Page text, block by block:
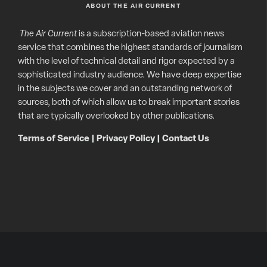
ABOUT THE AIR CURRENT
The Air Currentis a subscription-based aviation news
service that combines the highest standards of journalism
with the level of technical detail and rigor expected by a
sophisticated industry audience. We have deep expertise
in the subjects we cover and an outstanding network of
sources, both of which allow us to break important stories
that are typically overlooked by other publications.
Terms of Service Privacy Policy| Contact Us